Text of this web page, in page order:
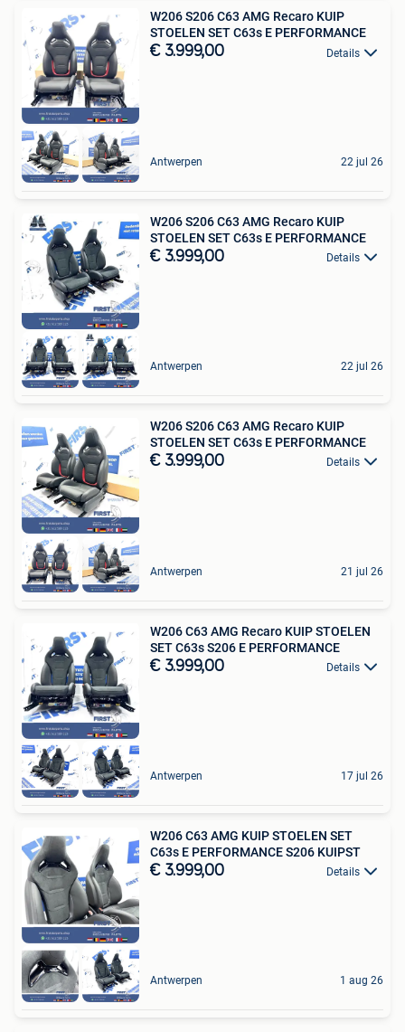
W206 S206 C63 AMG Recaro KUIP
STOELEN SET C63s E PERFORMANCE
€ 3.999,00 Details
Antwerpen 22 jul 26
W206 S206 C63 AMG Recaro KUIP
STOELEN SET C63s E PERFORMANCE
€ 3.999,00 Details
Antwerpen 22 jul 26
W206 S206 C63 AMG Recaro KUIP
STOELEN SET C63s E PERFORMANCE
€ 3.999,00 Details
Antwerpen 21 jul 26
W206 C63 AMG Recaro KUIP STOELEN
SET C63s S206 E PERFORMANCE
€ 3.999,00 Details
Antwerpen 17 jul 26
W206 C63 AMG KUIP STOELEN SET
C63s E PERFORMANCE S206 KUIPST
€ 3.999,00 Details
Antwerpen 1 aug 26